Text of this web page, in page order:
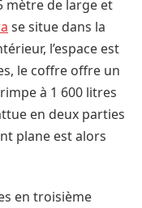
mètre de large et
se situe dans la
l’espace est
le coffre offre un
à 1 600 litres
en deux parties
plane est alors
en troisième